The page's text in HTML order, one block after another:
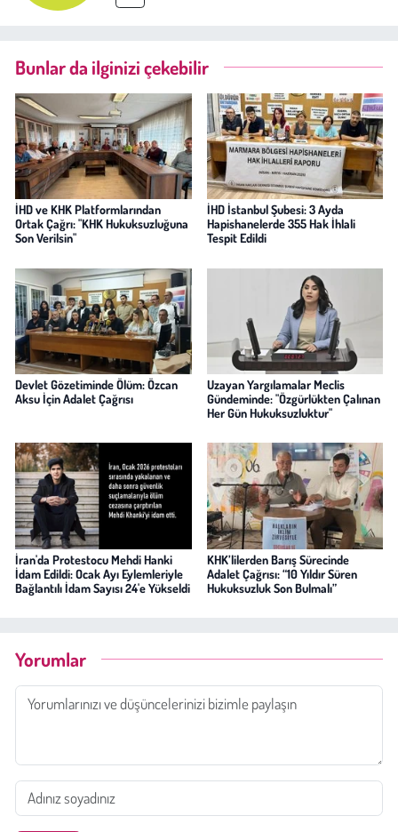
Bunlar da ilginizi çekebilir
İHD ve KHK Platformlarından
Ortak Çağrı: "KHK Hukuksuzluğuna
Son Verilsin"
İHD İstanbul Şubesi: 3 Ayda
Hapishanelerde 355 Hak İhlali
Tespit Edildi
Devlet Gözetiminde Ölüm: Özcan
Aksu İçin Adalet Çağrısı
Uzayan Yargılamalar Meclis
Gündeminde: "Özgürlükten Çalınan
Her Gün Hukuksuzluktur"
İran'da Protestocu Mehdi Hanki
İdam Edildi: Ocak Ayı Eylemleriyle
Bağlantılı İdam Sayısı 24'e Yükseldi
KHK’lilerden Barış Sürecinde
Adalet Çağrısı: “10 Yıldır Süren
Hukuksuzluk Son Bulmalı”
Yorumlar